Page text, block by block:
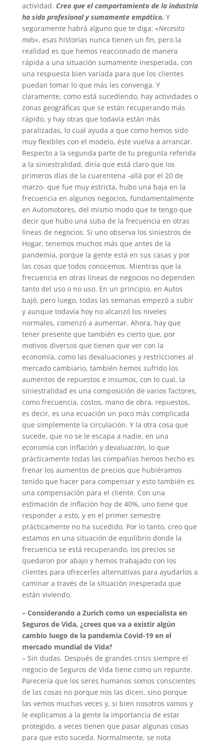
actividad. Creo que el comportamiento de la industria
ha sido profesional y sumamente empático. Y
seguramente habrá alguno que te diga: «Necesito
más», esas historias nunca tienen un fin, pero la
realidad es que hemos reaccionado de manera
rápida a una situación sumamente inesperada, con
una respuesta bien variada para que los clientes
puedan tomar lo que más les convenga. Y
claramente, como está sucediendo, hay actividades o
zonas geográficas que se están recuperando más
rápido, y hay otras que todavía están más
paralizadas, lo cual ayuda a que como hemos sido
muy flexibles con el modelo, éste vuelva a arrancar.
Respecto a la segunda parte de tu pregunta referida
a la siniestralidad, diría que está claro que los
primeros días de la cuarentena -allá por el 20 de
marzo- que fue muy estricta, hubo una baja en la
frecuencia en algunos negocios, fundamentalmente
en Automotores, del mismo modo que te tengo que
decir que hubo una suba de la frecuencia en otras
líneas de negocios. Si uno observa los siniestros de
Hogar, tenemos muchos más que antes de la
pandemia, porque la gente está en sus casas y por
las cosas que todos conocemos. Mientras que la
frecuencia en otras líneas de negocios no dependen
tanto del uso o no uso. En un principio, en Autos
bajó, pero luego, todas las semanas empezó a subir
y aunque todavía hoy no alcanzó los niveles
normales, comenzó a aumentar. Ahora, hay que
tener presente que también es cierto que, por
motivos diversos que tienen que ver con la
economía, como las devaluaciones y restricciones al
mercado cambiario, también hemos sufrido los
aumentos de repuestos e insumos, con lo cual, la
siniestralidad es una composición de varios factores,
como frecuencia, costos, mano de obra, repuestos,
es decir, es una ecuación un poco más complicada
que simplemente la circulación. Y la otra cosa que
sucede, que no se le escapa a nadie, en una
economía con inflación y devaluación, lo que
prácticamente todas las compañías hemos hecho es
frenar los aumentos de precios que hubiéramos
tenido que hacer para compensar y esto también es
una compensación para el cliente. Con una
estimación de inflación hoy de 40%, uno tiene que
responder a esto, y en el primer semestre
prácticamente no ha sucedido. Por lo tanto, creo que
estamos en una situación de equilibrio donde la
frecuencia se está recuperando, los precios se
quedaron por abajo y hemos trabajado con los
clientes para ofrecerles alternativas para ayudarlos a
caminar a través de la situación inesperada que
están viviendo.
– Considerando a Zurich como un especialista en
Seguros de Vida, ¿crees que va a existir algún
cambio luego de la pandemia Covid-19 en el
mercado mundial de Vida?
– Sin dudas. Después de grandes crisis siempre el
negocio de Seguros de Vida tiene como un repunte.
Parecería que los seres humanos somos conscientes
de las cosas no porque nos las dicen, sino porque
las vemos muchas veces y, si bien nosotros vamos y
le explicamos a la gente la importancia de estar
protegido, a veces tienen que pasar algunas cosas
para que esto suceda. Normalmente, se nota